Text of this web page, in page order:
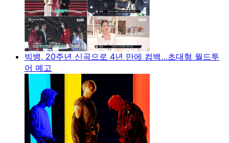
빅뱅, 20주년 신곡으로 4년 만에 컴백…초대형 월드투
어 예고